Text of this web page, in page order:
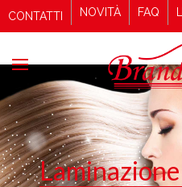
CONTATTI NOVITÀ FAQ
Laminazione